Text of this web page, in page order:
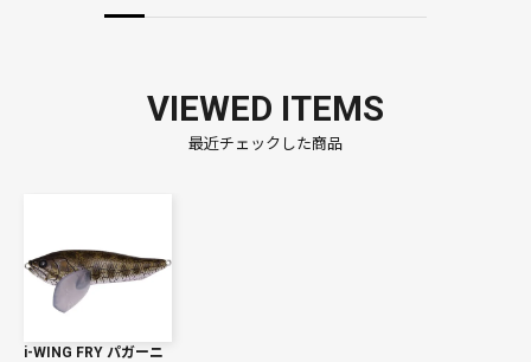
VIEWED ITEMS
最近チェックした商品
i-WING FRY パガーニ